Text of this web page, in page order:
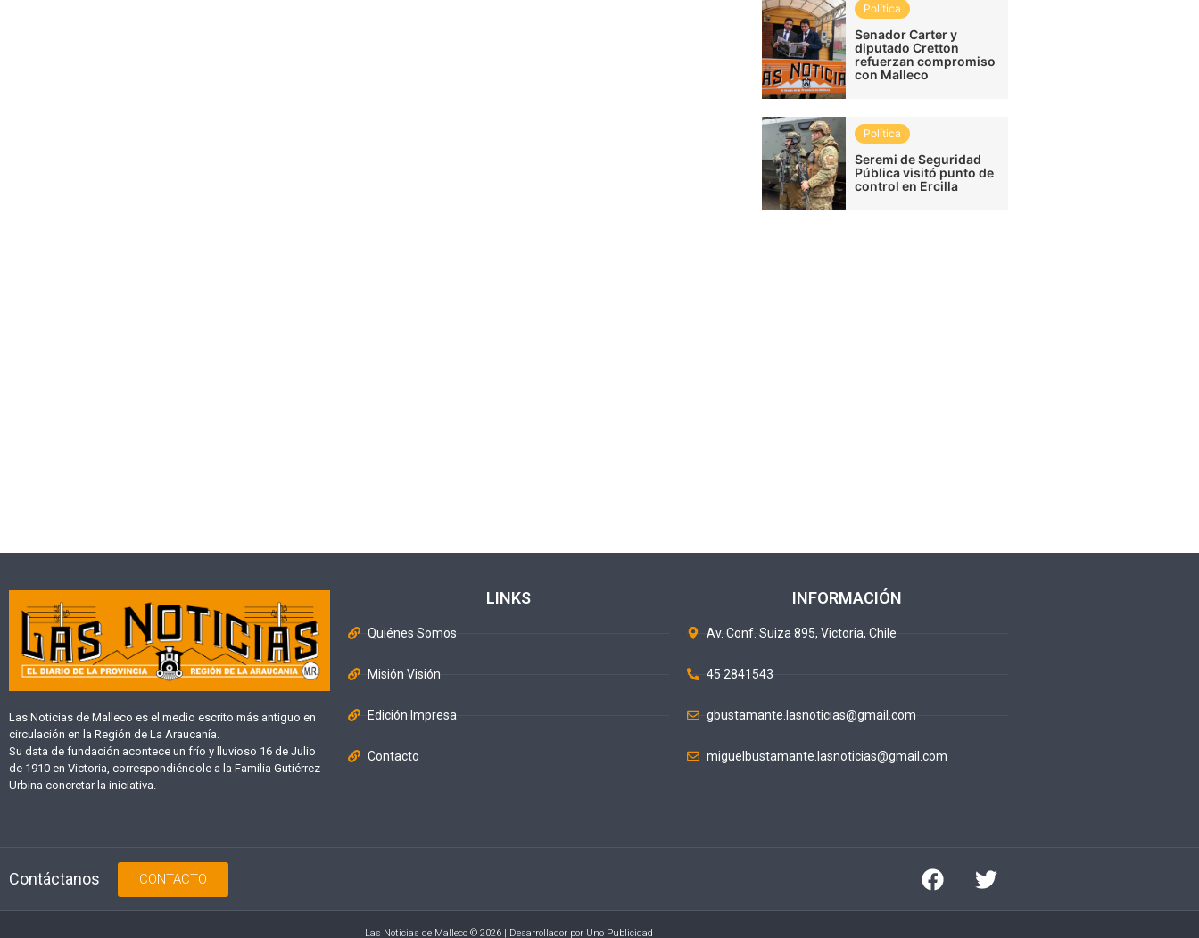
Política
Senador Carter y
diputado Cretton
refuerzan compromiso
con Malleco
Política
Seremi de Seguridad
Pública visitó punto de
control en Ercilla
Las Noticias de Malleco es el medio escrito más antiguo en
circulación en la Región de La Araucanía.
Su data de fundación acontece un frío y lluvioso 16 de Julio
de 1910 en Victoria, correspondiéndole a la Familia Gutiérrez
Urbina concretar la iniciativa.
LINKS
Quiénes Somos
Misión Visión
Edición Impresa
Contacto
INFORMACIÓN
Av. Conf. Suiza 895, Victoria, Chile
45 2841543
gbustamante.lasnoticias@gmail.com
miguelbustamante.lasnoticias@gmail.com
Contáctanos CONTACTO
Las Noticias de Malleco © 2026 | Desarrollador por Uno Publicidad